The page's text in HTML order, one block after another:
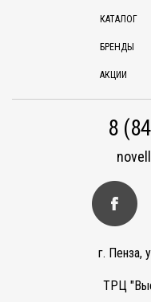
КАТАЛОГ
БРЕНДЫ
АКЦИИ
8
г. Пенза,
ТРЦ